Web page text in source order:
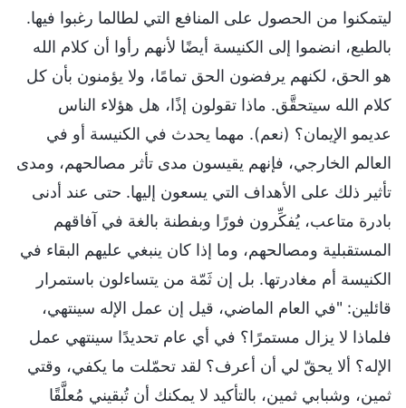
ليتمكنوا من الحصول على المنافع التي لطالما رغبوا فيها.
بالطبع، انضموا إلى الكنيسة أيضًا لأنهم رأوا أن كلام الله
هو الحق، لكنهم يرفضون الحق تمامًا، ولا يؤمنون بأن كل
كلام الله سيتحقَّق. ماذا تقولون إذًا، هل هؤلاء الناس
عديمو الإيمان؟ (نعم). مهما يحدث في الكنيسة أو في
العالم الخارجي، فإنهم يقيسون مدى تأثر مصالحهم، ومدى
تأثير ذلك على الأهداف التي يسعون إليها. حتى عند أدنى
بادرة متاعب، يُفكِّرون فورًا وبفطنة بالغة في آفاقهم
المستقبلية ومصالحهم، وما إذا كان ينبغي عليهم البقاء في
الكنيسة أم مغادرتها. بل إن ثَمّة من يتساءلون باستمرار
قائلين: "في العام الماضي، قيل إن عمل الإله سينتهي،
فلماذا لا يزال مستمرًا؟ في أي عام تحديدًا سينتهي عمل
الإله؟ ألا يحقّ لي أن أعرف؟ لقد تحمّلت ما يكفي، وقتي
ثمين، وشبابي ثمين، بالتأكيد لا يمكنك أن تُبقيني مُعلَّقًا